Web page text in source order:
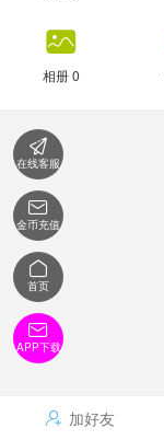

相册 0
 加好友

在线客服

金币充值

首页

APP下载